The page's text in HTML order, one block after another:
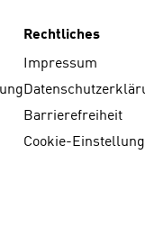
Rechtliches
Impressum
Barrierefreiheit
Cookie-